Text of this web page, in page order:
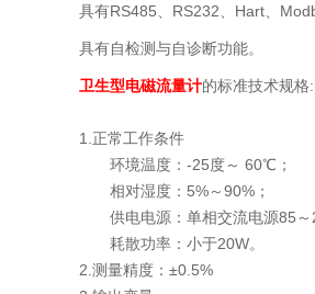
具有RS485、RS232、Hart、
具有自检测与自诊断功能。
卫生型电磁流量计的标准技术规格:
1.正常工作条件
环境温度：-25度～ 60℃；
相对湿度：5%～90%；
供电电源：单相交流电源85～
耗散功率：小于20W。
2.测量精度：±0.5%